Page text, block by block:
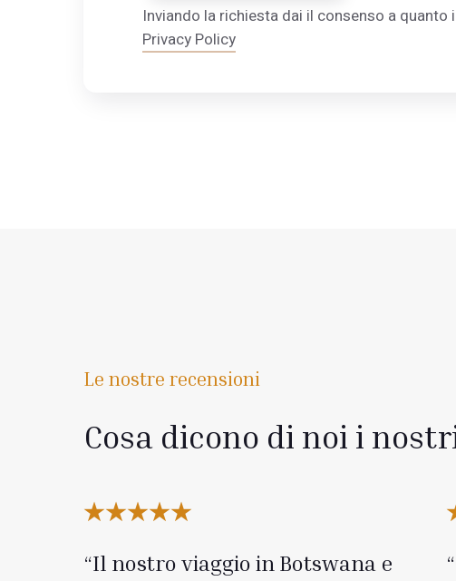
Inviando la richiesta dai il consenso a quanto
Privacy Policy
Le nostre recensioni
Cosa dicono di noi i
Il nostro viaggio in Botswana e